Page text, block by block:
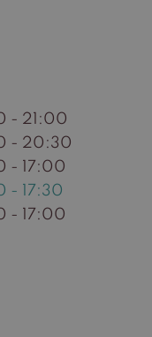
- 21:00
- 20:30
- 17:00
- 17:30
- 17:00